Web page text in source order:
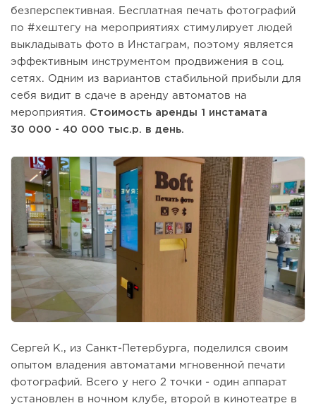
безперспективная. Бесплатная печать фотографий
по #хештегу на мероприятиях стимулирует людей
выкладывать фото в Инстаграм, поэтому является
эффективным инструментом продвижения в соц.
сетях. Одним из вариантов стабильной прибыли для
себя видит в сдаче в аренду автоматов на
мероприятия. Стоимость аренды 1 инстамата
30 000 - 40 000 тыс.р. в день.
Сергей К., из Санкт-Петербурга, поделился своим
опытом владения автоматами мгновенной печати
фотографий. Всего у него 2 точки - один аппарат
установлен в ночном клубе, второй в кинотеатре в